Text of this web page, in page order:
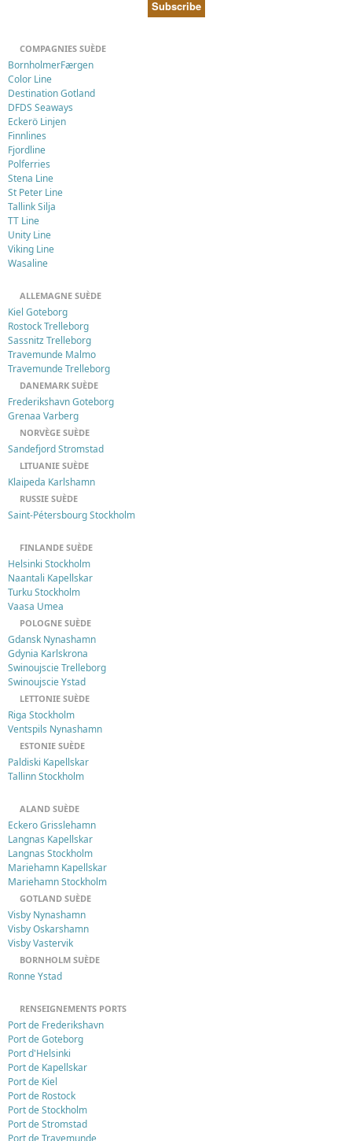
COMPAGNIES SUÈDE
BornholmerFærgen
Color Line
Destination Gotland
DFDS Seaways
Eckerö Linjen
Finnlines
Fjordline
Polferries
Stena Line
St Peter Line
Tallink Silja
TT Line
Unity Line
Viking Line
Wasaline
ALLEMAGNE SUÈDE
Kiel Goteborg
Rostock Trelleborg
Sassnitz Trelleborg
Travemunde Malmo
Travemunde Trelleborg
DANEMARK SUÈDE
Frederikshavn Goteborg
Grenaa Varberg
NORVÈGE SUÈDE
Sandefjord Stromstad
LITUANIE SUÈDE
Klaipeda Karlshamn
RUSSIE SUÈDE
Saint-Pétersbourg Stockholm
FINLANDE SUÈDE
Helsinki Stockholm
Naantali Kapellskar
Turku Stockholm
Vaasa Umea
POLOGNE SUÈDE
Gdansk Nynashamn
Gdynia Karlskrona
Swinoujscie Trelleborg
Swinoujscie Ystad
LETTONIE SUÈDE
Riga Stockholm
Ventspils Nynashamn
ESTONIE SUÈDE
Paldiski Kapellskar
Tallinn Stockholm
ALAND SUÈDE
Eckero Grisslehamn
Langnas Kapellskar
Langnas Stockholm
Mariehamn Kapellskar
Mariehamn Stockholm
GOTLAND SUÈDE
Visby Nynashamn
Visby Oskarshamn
Visby Vastervik
BORNHOLM SUÈDE
Ronne Ystad
RENSEIGNEMENTS PORTS
Port de Frederikshavn
Port de Goteborg
Port d'Helsinki
Port de Kapellskar
Port de Kiel
Port de Rostock
Port de Stockholm
Port de Stromstad